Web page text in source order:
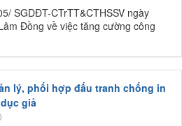
SGDĐT-CTrTT&CTHSSV ngày
Đồng về việc tăng cường công
lý, phối hợp đấu tranh chống in
giả